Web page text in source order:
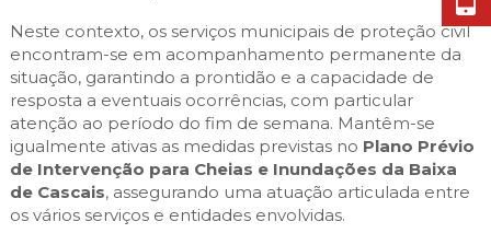
Neste contexto, os serviços municipais de proteção civil
encontram-se em acompanhamento permanente da
situação, garantindo a prontidão e a capacidade de
resposta a eventuais ocorrências, com particular
atenção ao período do fim de semana. Mantêm-se
igualmente ativas as medidas previstas no Plano Prévio
de Intervenção para Cheias e Inundações da Baixa
de Cascais, assegurando uma atuação articulada entre
os vários serviços e entidades envolvidas.